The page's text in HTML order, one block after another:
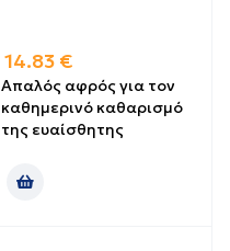
14.83 €
Απαλός αφρός για τον
καθημερινό καθαρισμό
της ευαίσθητης